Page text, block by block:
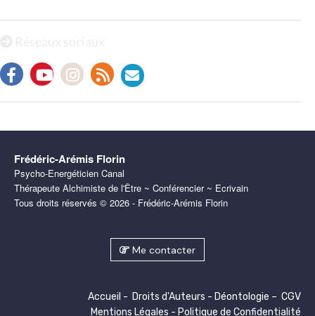
Frédéric-Arémis Florin
Psycho-Energéticien Canal
Thérapeute Alchimiste de l'Être ~ Conférencier ~ Ecrivain
Tous droits réservés © 2026 - Frédéric-Arémis Florin
Me contacter
Accueil - Droits d'Auteurs - Déontologie – CGV
Mentions Légales - Politique de Confidentialité